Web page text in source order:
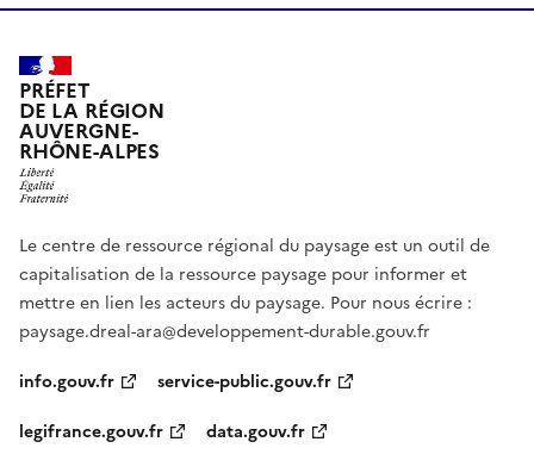
PRÉFET
DE LA RÉGION
AUVERGNE-
RHÔNE-ALPES
Le centre de ressource régional du paysage est un outil de
capitalisation de la ressource paysage pour informer et
mettre en lien les acteurs du paysage. Pour nous écrire :
paysage.dreal-ara@developpement-durable.gouv.fr
info.gouv.fr
service-public.gouv.fr
legifrance.gouv.fr
data.gouv.fr